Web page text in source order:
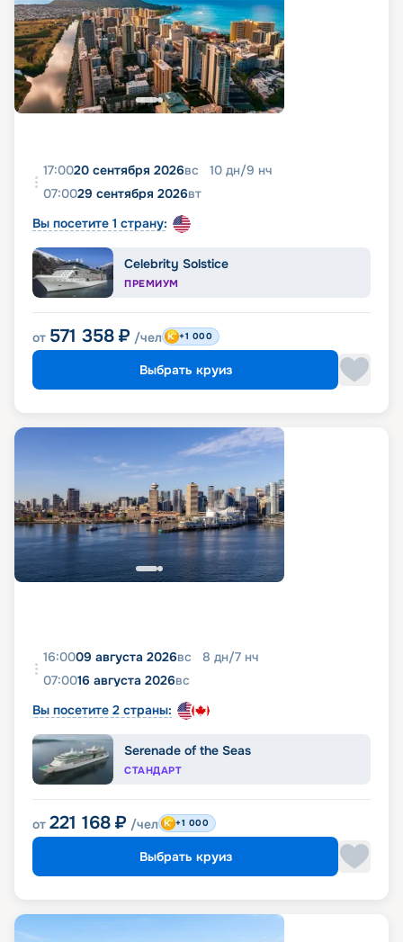
17:0020 сентября 2026вс 10 дн/9 нч
07:0029 сентября 2026вт
Вы посетите 1 страну:
Celebrity Solstice
ПРЕМИУМ
от 571 358 ₽ /чел +1 000
Выбрать круиз
16:0009 августа 2026вс 8 дн/7 нч
07:0016 августа 2026вс
Вы посетите 2 страны:
Serenade of the Seas
СТАНДАРТ
от 221 168 ₽ /чел +1 000
Выбрать круиз